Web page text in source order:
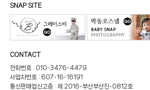
SNAP SITE
CONTACT
전화번호 : 010-3476-4479
사업자번호 : 607-16-16191
통신판매업신고증 : 제 2016-부산부산진-0812호